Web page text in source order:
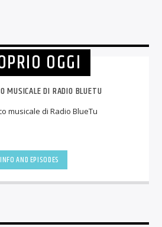
OGGI
MUSICALE DI RADIO BLUETU
musicale di Radio BlueTu
INFO AND EPISODES